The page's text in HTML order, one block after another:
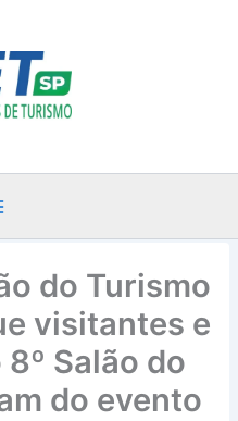
do Turismo
visitantes e
Salão do
do evento